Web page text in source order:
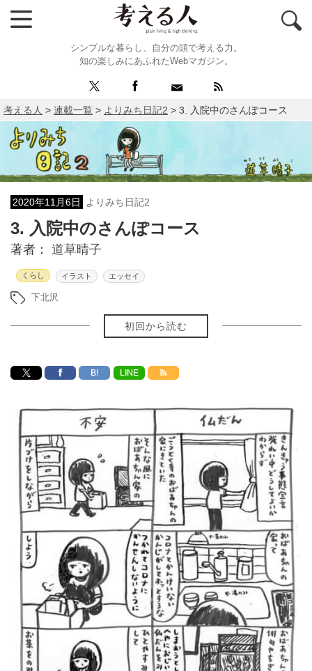
シンプルな暮らし、自分の頭で考える力。
知の楽しみにあふれたWebマガジン。
考える人 > 連載一覧 > よりみち日記2 > 3. 入院中のさんぽコース
2020年11月6日 よりみち日記2
3. 入院中のさんぽコース
著者： 道草晴子
くらし イラスト エッセイ
下北沢
初回から読む
B! LINE